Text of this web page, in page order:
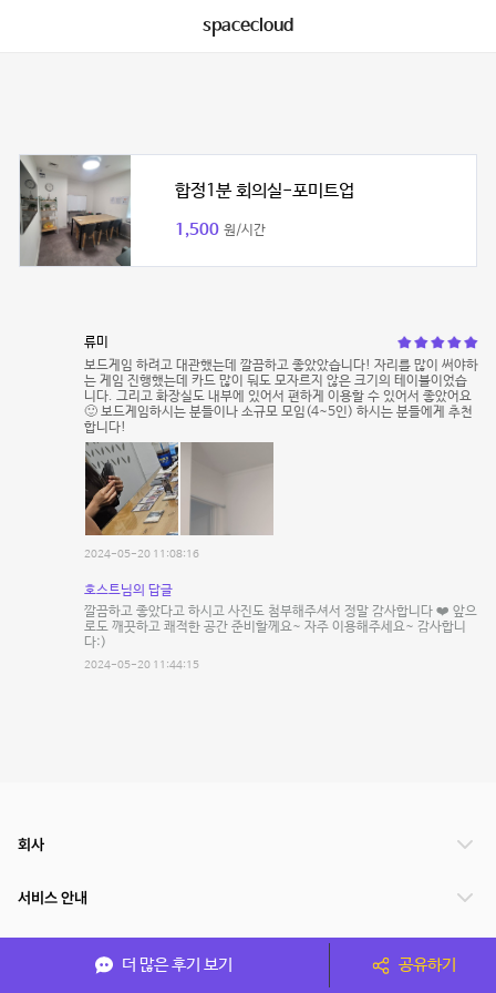
spacecloud
합정1분 회의실-포미트업
1,500 원/시간
류미
보드게임 하려고 대관했는데 깔끔하고 좋았았습니다! 자리를 많이 써야하
는 게임 진행했는데 카드 많이 둬도 모자르지 않은 크기의 테이블이었습
니다. 그리고 화장실도 내부에 있어서 편하게 이용할 수 있어서 좋았어요
🙂 보드게임하시는 분들이나 소규모 모임(4~5인) 하시는 분들에게 추천
합니다!
2024-05-20 11:08:16
호스트님의 답글
깔끔하고 좋았다고 하시고 사진도 첨부해주셔서 정말 감사합니다 ❤️ 앞으
로도 깨끗하고 쾌적한 공간 준비할께요~ 자주 이용해주세요~ 감사합니
다:)
2024-05-20 11:44:15
더 많은 후기 보기 공유하기
회사
서비스 안내